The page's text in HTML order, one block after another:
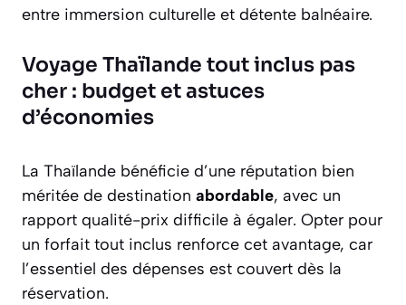
entre immersion culturelle et détente balnéaire.
Voyage Thaïlande tout inclus pas
cher : budget et astuces
d’économies
La Thaïlande bénéficie d’une réputation bien
méritée de destination abordable, avec un
rapport qualité-prix difficile à égaler. Opter pour
un forfait tout inclus renforce cet avantage, car
l’essentiel des dépenses est couvert dès la
réservation.